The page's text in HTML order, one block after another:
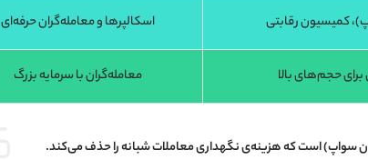
اسکالپرها و معامله‌گران حرفه‌ای
حجم‌های بالا معامله‌گران با سرمایه بزرگ
سواپ)است که هزینه‌ی نگهداری معاملات شبانه را حذف می‌کند.